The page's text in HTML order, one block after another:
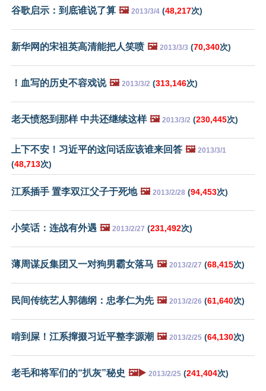
谷歌启示：到底谁说了算 🖼️ 2013/3/4 (48,217次)
新华网的宋祖英高清能把人笑喷 🖼️ 2013/3/3 (70,340次)
！血写的历史不容戏说 🖼️ 2013/3/2 (313,146次)
老天愤怒到那样 中共还继续这样 🖼️ 2013/3/2 (230,445次)
上下不安！习近平的这问话应该谁来回答 🖼️ 2013/3/1
(48,713次)
江系插手 置李双江父子于死地 🖼️ 2013/2/28 (94,453次)
小笑话：连战有外遇 🖼️ 2013/2/27 (231,492次)
薄周谋反集团又一对狗男霸女落马 🖼️ 2013/2/27 (68,415次)
民间传统艺人郭德纲：忠孝仁为先 🖼️ 2013/2/26 (61,640次)
啃到屎！江系撺掇习近平整李源潮 🖼️ 2013/2/25 (64,130次)
老毛和将军们的“扒灰”秘史 🖼️▶️ 2013/2/25 (241,404次)